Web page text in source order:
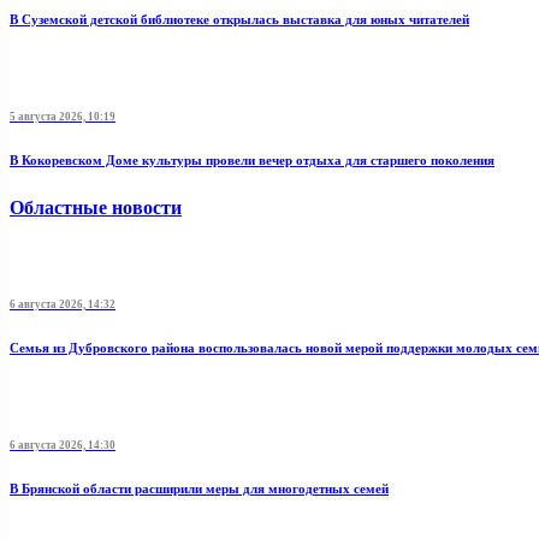
В Суземской детской библиотеке открылась выставка для юных читателей
5 августа 2026, 10:19
В Кокоревском Доме культуры провели вечер отдыха для старшего поколения
Областные новости
6 августа 2026, 14:32
Семья из Дубровского района воспользовалась новой мерой поддержки молодых
6 августа 2026, 14:30
В Брянской области расширили меры для многодетных семей